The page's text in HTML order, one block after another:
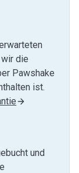
die
Pawshake
ist.
und